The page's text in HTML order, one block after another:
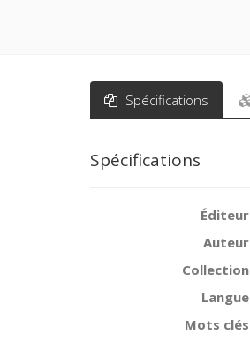
Spécifications
Spécifications
Éditeur
Auteur
Collection
Langue
Mots clés